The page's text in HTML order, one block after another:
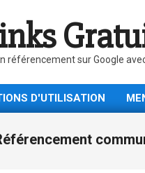
sur Google
D'UTILISATION